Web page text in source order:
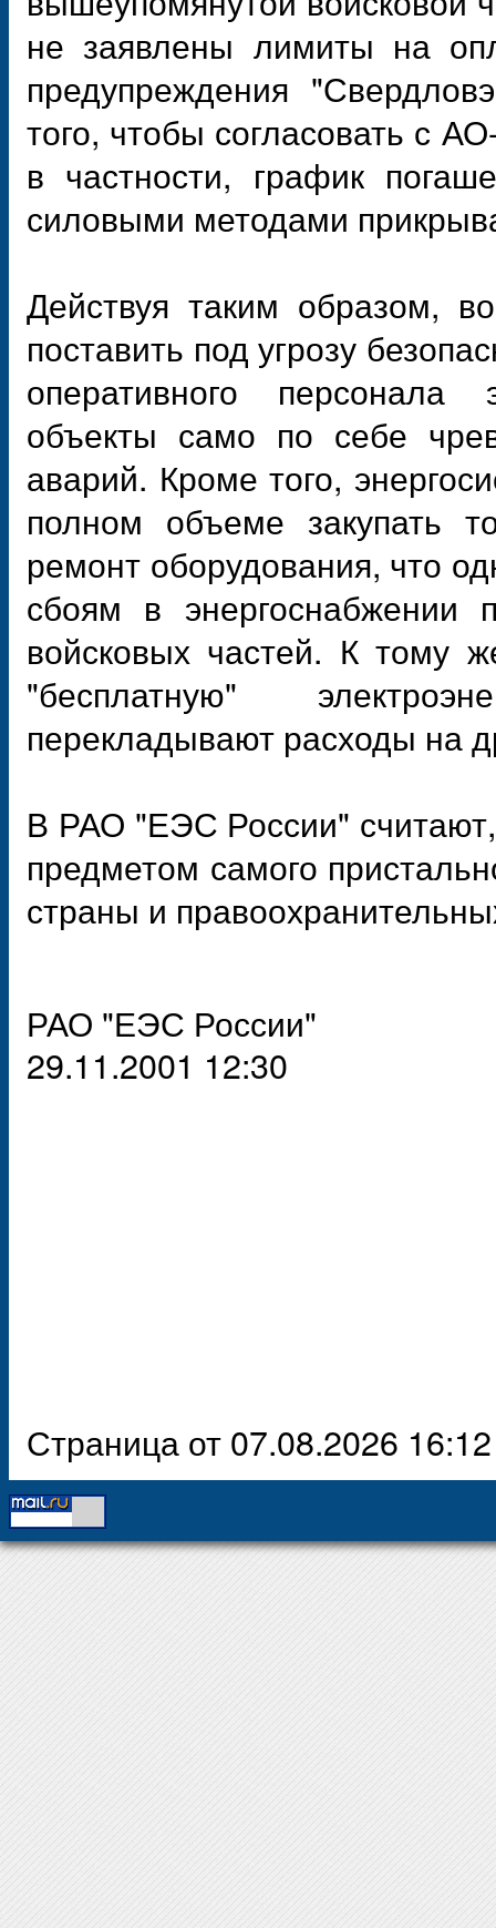
не заявлены лимиты на
предупреждения
того, чтобы согласовать с
в частности, график
силовыми методами
Действуя таким образом,
поставить под угрозу
оперативного персонала
объекты само по себе
аварий. Кроме того,
полном объеме закупать
ремонт оборудования, что
сбоям в энергоснабжении
войсковых частей. К тому
"бесплатную"
перекладывают расходы на
В РАО "ЕЭС России"
предметом самого
страны и
РАО "ЕЭС России"
29.11.2001 12:30
Страница от 07.08.2026 16:12